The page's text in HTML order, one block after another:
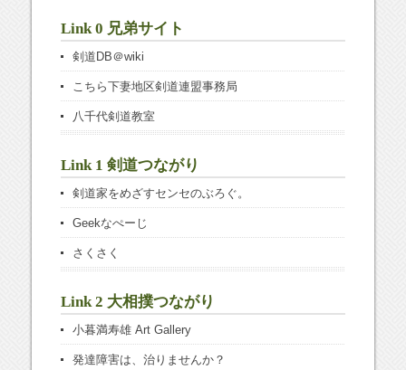
Link 0 兄弟サイト
剣道DB＠wiki
こちら下妻地区剣道連盟事務局
八千代剣道教室
Link 1 剣道つながり
剣道家をめざすセンセのぶろぐ。
Geekなぺーじ
さくさく
Link 2 大相撲つながり
小暮満寿雄 Art Gallery
発達障害は、治りませんか？